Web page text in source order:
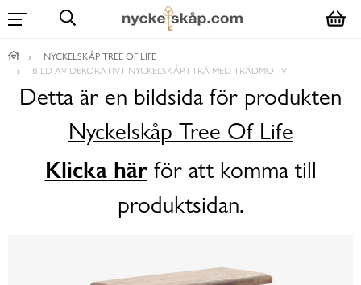
NYCKELSKÅP TREE OF LIFE
BILD AV DEKORATIVT NYCKELSKÅP I TRÄ MED TRÄDMOTIV
Detta är en bildsida för produkten
Nyckelskåp Tree Of Life
Klicka härför att komma till
produktsidan.